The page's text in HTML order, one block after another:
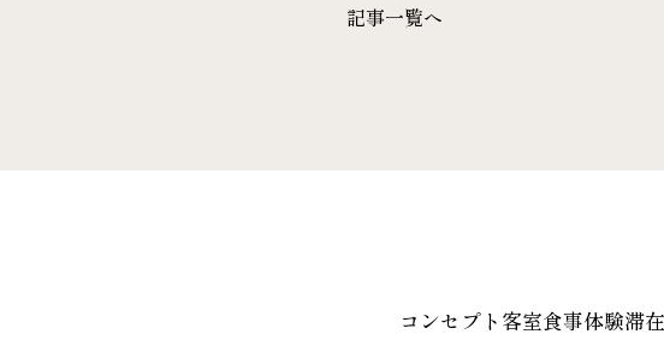
記事一覧へ
コンセプト 客室食事体験滞在